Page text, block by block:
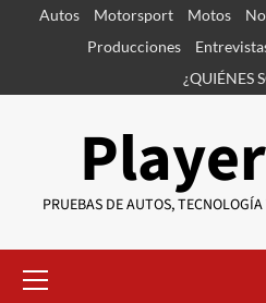
SaltarAutos Motorsport Motos
Producciones
¿QUIÉNES
PRUEBAS DE AUTOS,
primario